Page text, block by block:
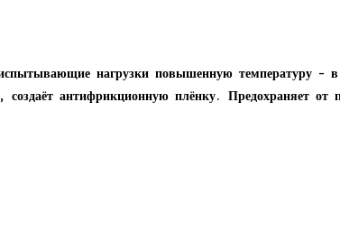
нагрузки повышенную температуру
антифрикционную плёнку. Предохраняет